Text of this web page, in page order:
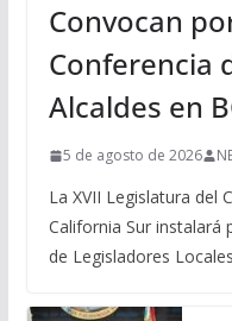
Convocan
Conferencia
Alcaldes en
5 de agosto de 2026
La XVII Legislatura del
California Sur instalará
de Legisladores